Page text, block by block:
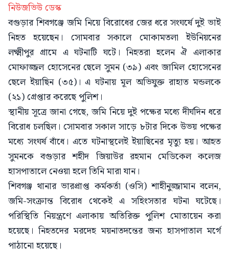
নিউজভিউ ডেস্ক
বগুড়ার শিবগঞ্জে জমি নিয়ে বিরোধের জের ধরে সংঘর্ষে দুই ভাই
নিহত হয়েছেন। সোমবার সকালে মোকামতলা ইউনিয়নের
লক্ষ্মীপুর গ্রামে এ ঘটনাটি ঘটে। নিহতরা হলেন ঐ এলাকার
মোফাজ্জল হোসেনের ছেলে সুমন (৩৯) এবং জামিল হোসেনের
ছেলে ইয়াছিন (৩৫)। এ ঘটনায় মূল অভিযুক্ত রাহাত মন্ডলকে
(২১) গ্রেপ্তার করেছে পুলিশ।
স্থানীয় সূত্রে জানা গেছে, জমি নিয়ে দুই পক্ষের মধ্যে দীর্ঘদিন ধরে
বিরোধ চলছিল। সোমবার সকাল সাড়ে ৮টার দিকে উভয় পক্ষের
মধ্যে সংঘর্ষ বাঁধে। এতে ঘটনাস্থলেই ইয়াছিনের মৃত্যু হয়। আহত
সুমনকে বগুড়ার শহীদ জিয়াউর রহমান মেডিকেল কলেজ
হাসপাতালে নেওয়া হলে তিনি মারা যান।
শিবগঞ্জ থানার ভারপ্রাপ্ত কর্মকর্তা (ওসি) শাহীনুজ্জামান বলেন,
জমি-সংক্রান্ত বিরোধ থেকেই এ সহিংসতার ঘটনা ঘটেছে।
পরিস্থিতি নিয়ন্ত্রণে এলাকায় অতিরিক্ত পুলিশ মোতায়েন করা
হয়েছে। নিহতদের মরদেহ ময়নাতদন্তের জন্য হাসপাতাল মর্গে
পাঠানো হয়েছে।